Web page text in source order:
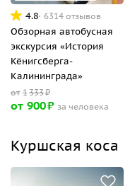
4.8 6314 отзывов
Обзорная автобусная
экскурсия «История
Кёнигсберга-
Калининграда»
от 1333₽
от 900₽ за человека
Куршская коса